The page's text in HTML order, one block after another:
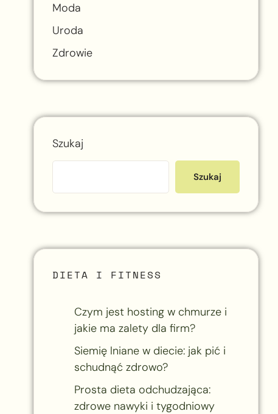
Moda
Uroda
Zdrowie
Szukaj
Szukaj
DIETA I FITNESS
Czym jest hosting w chmurze i
jakie ma zalety dla firm?
Siemię lniane w diecie: jak pić i
schudnąć zdrowo?
Prosta dieta odchudzająca:
zdrowe nawyki i tygodniowy